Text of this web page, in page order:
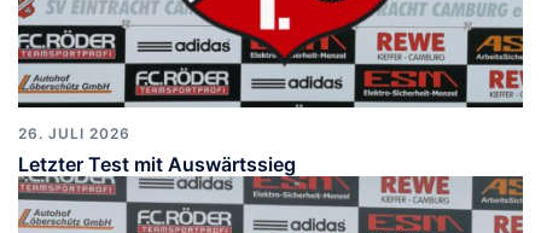
26. JULI 2026
Letzter Test mit Auswärtssieg